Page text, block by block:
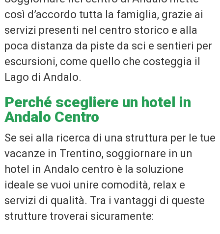
così d’accordo tutta la famiglia, grazie ai
servizi presenti nel centro storico e alla
poca distanza da piste da sci e sentieri per
escursioni, come quello che costeggia il
Lago di Andalo.
Perché scegliere un hotel in
Andalo Centro
Se sei alla ricerca di una struttura per le tue
vacanze in Trentino, soggiornare in un
hotel in Andalo centro è la soluzione
ideale se vuoi unire comodità, relax e
servizi di qualità. Tra i vantaggi di queste
strutture troverai sicuramente: